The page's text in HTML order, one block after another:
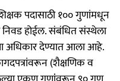
पदासाठी १०० गुणांमधून
निवड होईल. संबंधित संस्थेला
अधिकार देण्यात आला आहे.
(शैक्षणिक व